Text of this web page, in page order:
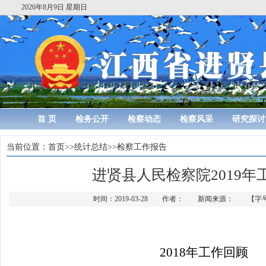
2026年8月9日 星期日
首 页 检务公开 检察动态 检察风采 研究探讨
当前位置： 首页>>统计总结>>检察工作报告
进贤县人民检察院2019年
时间：2019-03-28 作者： 新闻来源： 【字
2018年工作回顾